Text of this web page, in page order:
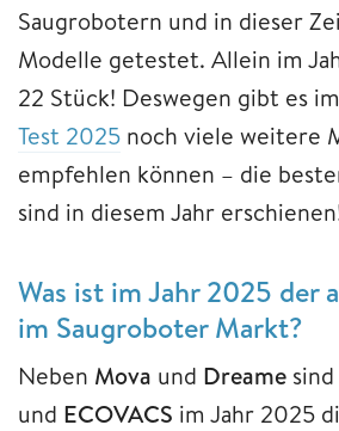
Saugrobotern und in dieser
Modelle getestet. Allein im
22 Stück! Deswegen gibt es im
Test 2025 noch viele weitere
empfehlen können – die
sind in diesem Jahr
Was ist im Jahr 2025 der
im Saugroboter Markt?
Neben Mova und Dreame
und ECOVACS im Jahr 2025